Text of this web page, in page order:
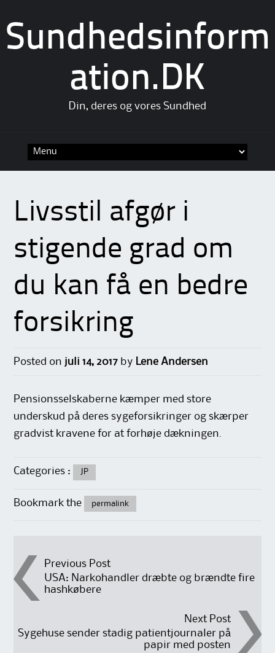
Sundhedsinform
ation.DK
Din, deres og vores Sundhed
Livsstil afgør i
stigende grad om
du kan få en bedre
forsikring
Posted on juli 14, 2017 by Lene Andersen
Pensionsselskaberne kæmper med store
underskud på deres sygeforsikringer og skærper
gradvist kravene for at forhøje dækningen.
Categories : JP
Bookmark the permalink
Post
navigation
Previous Post
USA: Narkohandler dræbte og brændte fire
hashkøbere
Next Post
Sygehuse sender stadig patientjournaler på
papir med posten